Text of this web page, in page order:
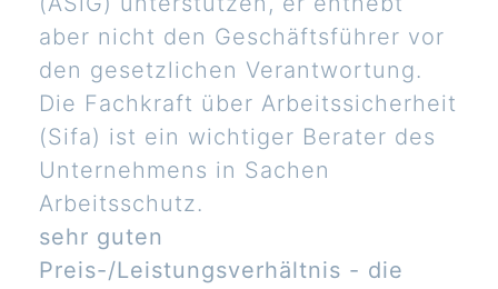
aber nicht den Geschäftsführer vor
den gesetzlichen Verantwortung.
Die Fachkraft über Arbeitssicherheit
(Sifa) ist ein wichtiger Berater des
Unternehmens in Sachen
Arbeitsschutz.
sehr guten
Preis-/Leistungsverhältnis - die